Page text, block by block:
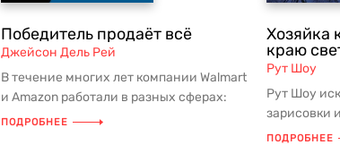
Победитель продаёт всё
Джейсон Дель Рей
В течение многих лет компании Walmart
и Amazon работали в разных сферах:
одна была крупнейшим физиче...
ПОДРОБНЕЕ
Хозяйка
краю
Рут Шоу
Рут Шоу
зарисовки
магазинов
ПОДРОБНЕЕ